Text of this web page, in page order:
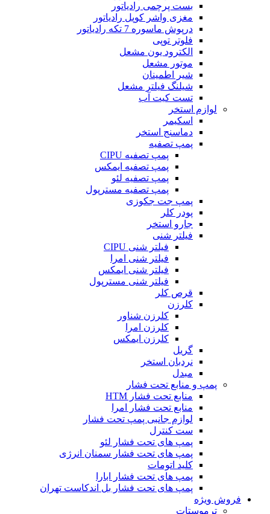
بست پرچمی رادیاتور
مغزی واشر کوپل رادیاتور
درپوش ماسوره 7 تکه رادیاتور
فلوتر توپی
الکترود یون مشعل
موتور مشعل
شیر اطمینان
شیلنگ فیلتر مشعل
تست کیت آب
لوازم استخر
اسکیمر
دماسنج استخر
پمپ تصفیه
پمپ تصفیه CIPU
پمپ تصفیه ایمکس
پمپ تصفیه لئو
پمپ تصفیه مسترپول
پمپ جت جکوزی
پودر کلر
جارو استخر
فیلتر شنی
فیلتر شنی CIPU
فیلتر شنی امرا
فیلتر شنی ایمکس
فیلتر شنی مسترپول
قرص کلر
کلرزن
کلرزن شناور
کلرزن امرا
کلرزن ایمکس
گریل
نردبان استخر
مبدل
پمپ و منابع تحت فشار
منابع تحت فشار HTM‎
منابع تحت فشار امرا
لوازم جانبی پمپ تحت فشار
ست کنترل
پمپ های تحت فشار لئو
پمپ های تحت فشار سمنان انرژی
کلید اتومات
پمپ های تحت فشار ابارا
پمپ های تحت فشار بل اندکاست تهران
فروش ویژه
ترموستات